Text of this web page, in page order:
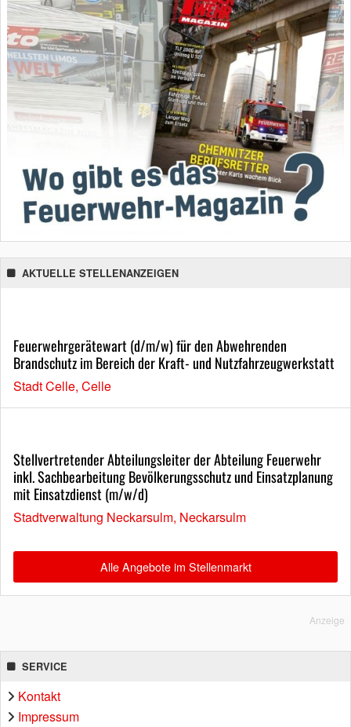
AKTUELLE STELLENANZEIGEN
Feuerwehrgerätewart (d/m/w) für den Abwehrenden
Brandschutz im Bereich der Kraft- und Nutzfahrzeugwerkstatt
Stadt Celle, Celle
Stellvertretender Abteilungsleiter der Abteilung Feuerwehr
inkl. Sachbearbeitung Bevölkerungsschutz und Einsatzplanung
mit Einsatzdienst (m/w/d)
Stadtverwaltung Neckarsulm, Neckarsulm
Alle Angebote im Stellenmarkt
Anzeige
SERVICE
Kontakt
Impressum